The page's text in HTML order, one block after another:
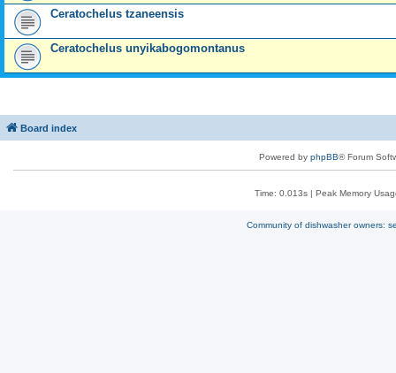
Ceratochelus tzaneensis
Ceratochelus unyikabogomontanus
Board index
Powered by phpBB® Forum
Time: 0.013s| Peak Memory
Community of dishwasher owners: